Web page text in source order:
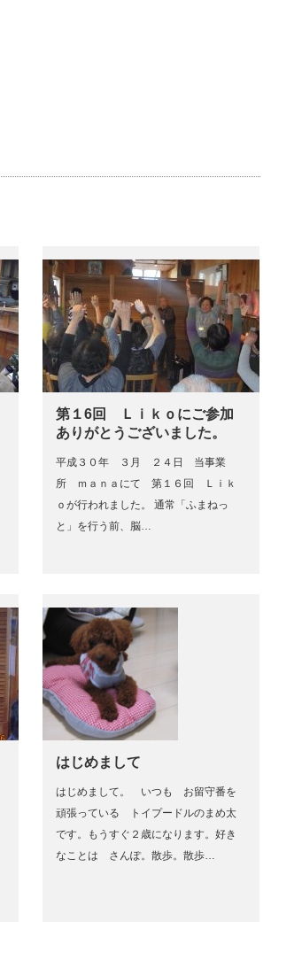
第１6回 Ｌｉｋｏにご参加
ありがとうございました。
平成３０年 ３月 ２４日 当事業
所 ｍａｎａにて 第１６回 Ｌｉｋ
ｏが行われました。 通常「ふまねっ
と」を行う前、脳…
はじめまして
はじめまして。 いつも お留守番を
頑張っている トイプードルのまめ太
です。もうすぐ２歳になります。好き
なことは さんぽ。散歩。散歩…